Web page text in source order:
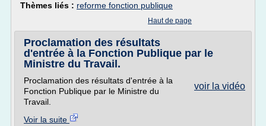
Thèmes liés : reforme fonction publique
Haut de page
Proclamation des résultats
d'entrée à la Fonction Publique par le
Ministre du Travail.
voir la vidéo
Proclamation des résultats d'entrée à la
Fonction Publique par le Ministre du
Travail.
Voir la suite